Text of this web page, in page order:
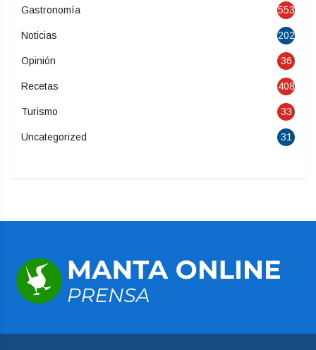
Gastronomía 553
Noticias 202
Opinión 36
Recetas 408
Turismo 33
Uncategorized 31